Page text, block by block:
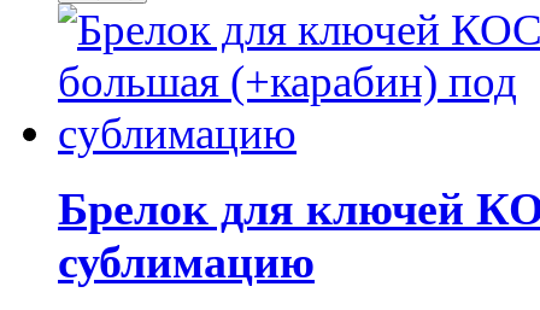
Брелок для ключей
сублимацию